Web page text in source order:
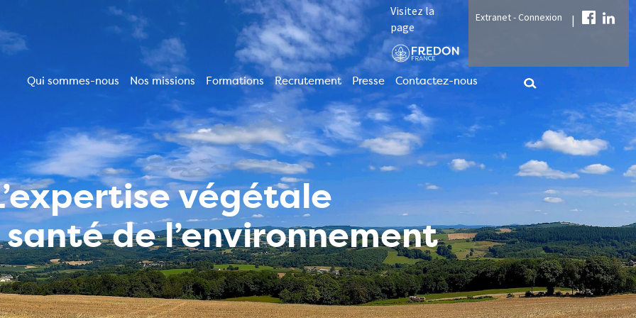
Visitez la
page
Extranet - Connexion |
Navigation
principale
Qui sommes-nous Nos missions Formations Recrutement Presse Contactez-nous
végétale
de l’environnement